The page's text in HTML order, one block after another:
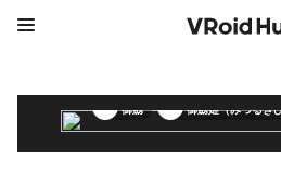
御劔 御劔姫（みつるぎ